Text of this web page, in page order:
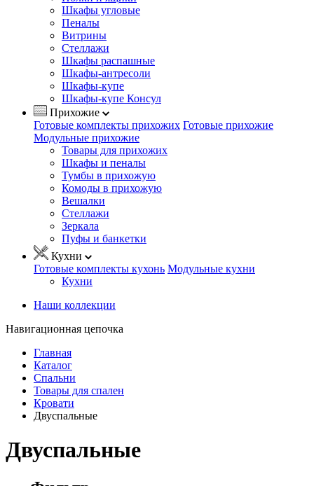
Шкафы угловые
Пеналы
Витрины
Стеллажи
Шкафы распашные
Шкафы-антресоли
Шкафы-купе
Шкафы-купе Консул
Прихожие
Готовые комплекты прихожих Готовые прихожие
Модульные прихожие
Товары для прихожих
Шкафы и пеналы
Тумбы в прихожую
Комоды в прихожую
Вешалки
Стеллажи
Зеркала
Пуфы и банкетки
Кухни
Готовые комплекты кухонь Модульные кухни
Кухни
Наши коллекции
Навигационная цепочка
Главная
Каталог
Спальни
Товары для спален
Кровати
Двуспальные
Двуспальные